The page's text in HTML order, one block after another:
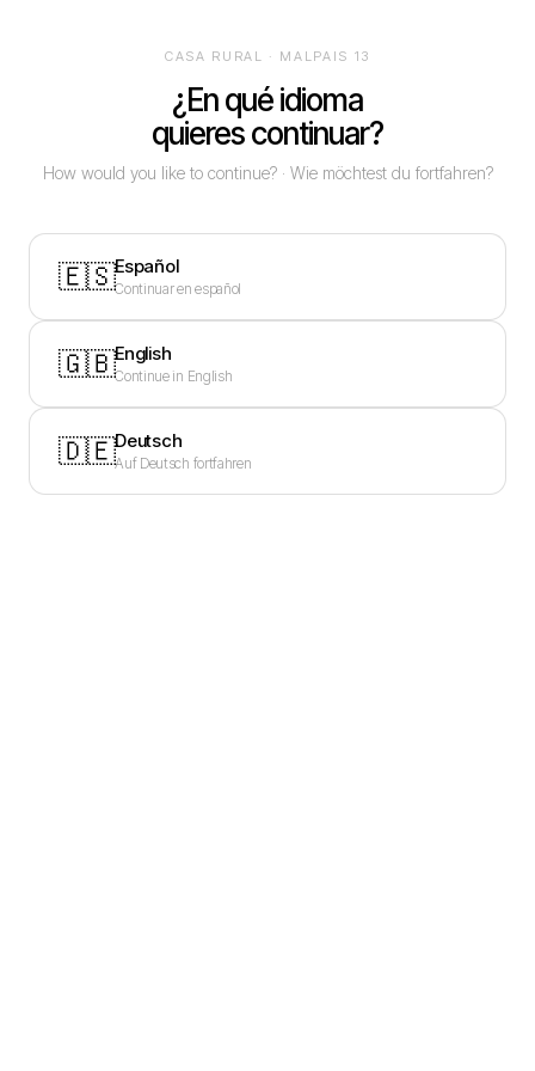
CASA RURAL · MALPAIS 13
¿En qué idioma
quieres continuar?
How would you like to continue? · Wie möchtest du fortfahren?
🇪🇸Español
Continuar en español
🇬🇧English
Continue in English
🇩🇪Deutsch
Auf Deutsch fortfahren